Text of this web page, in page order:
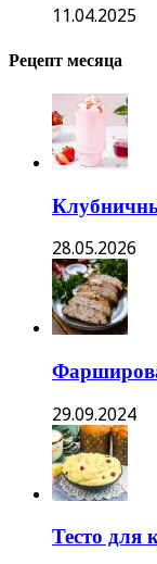
11.04.2025
Рецепт месяца
28.05.2026
29.09.2024
Тесто для